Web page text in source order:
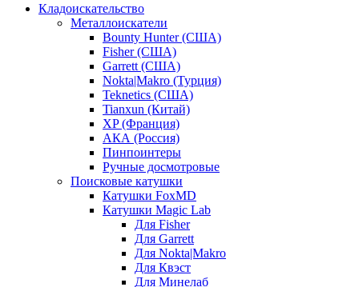
Кладоискательство
Металлоискатели
Bounty Hunter (США)
Fisher (США)
Garrett (США)
Nokta|Makro (Турция)
Teknetics (США)
Tianxun (Китай)
XP (Франция)
АКА (Россия)
Пинпоинтеры
Ручные досмотровые
Поисковые катушки
Катушки FoxMD
Катушки Magic Lab
Для Fisher
Для Garrett
Для Nokta|Makro
Для Квэст
Для Минелаб